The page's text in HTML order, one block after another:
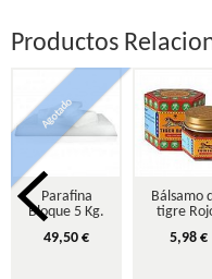
Productos
Agotado
Parafina
Bloque 5 Kg.
49,50 €
Bálsamo
tigre
5,98 €